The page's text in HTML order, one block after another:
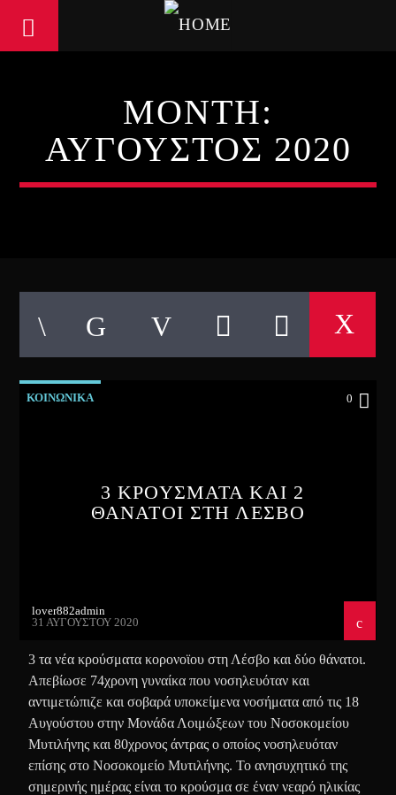
MONTH:
ΑΎΓΟΥΣΤΟΣ 2020
ΚΟΙΝΩΝΙΚΑ 0
3 ΚΡΟΥΣΜΑΤΑ ΚΑΙ 2
ΘΑΝΑΤΟΙ ΣΤΗ ΛΕΣΒΟ
lover882admin
31 ΑΥΓΟΎΣΤΟΥ 2020
3 τα νέα κρούσματα κορονοϊου στη Λέσβο και δύο θάνατοι.
Απεβίωσε 74χρονη γυναίκα που νοσηλευόταν και
αντιμετώπιζε και σοβαρά υποκείμενα νοσήματα από τις 18
Αυγούστου στην Μονάδα Λοιμώξεων του Νοσοκομείου
Μυτιλήνης και 80χρονος άντρας ο οποίος νοσηλευόταν
επίσης στο Νοσοκομείο Μυτιλήνης. Το ανησυχητικό της
σημερινής ημέρας είναι το κρούσμα σε έναν νεαρό ηλικίας